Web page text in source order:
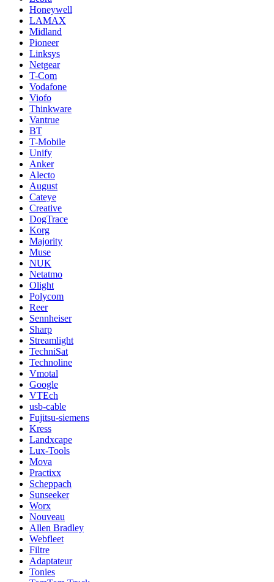
Honeywell
LAMAX
Midland
Pioneer
Linksys
Netgear
T-Com
Vodafone
Viofo
Thinkware
Vantrue
BT
T-Mobile
Unify
Anker
Alecto
August
Cateye
Creative
DogTrace
Korg
Majority
Muse
NUK
Netatmo
Olight
Polycom
Reer
Sennheiser
Sharp
Streamlight
TechniSat
Technoline
Vmotal
Google
VTEch
usb-cable
Fujitsu-siemens
Kress
Landxcape
Lux-Tools
Mova
Practixx
Scheppach
Sunseeker
Worx
Nouveau
Allen Bradley
Webfleet
Filtre
Adaptateur
Tonies